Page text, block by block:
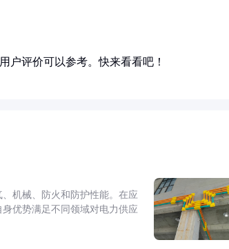
户评价可以参考。快来看看吧！
机械、防火和防护性能。在应
优势满足不同领域对电力供应